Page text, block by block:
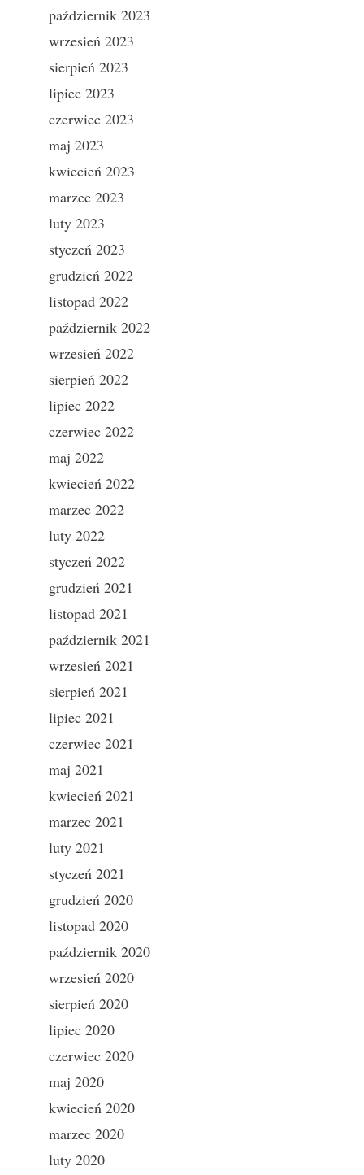
październik 2023
wrzesień 2023
sierpień 2023
lipiec 2023
czerwiec 2023
maj 2023
kwiecień 2023
marzec 2023
luty 2023
styczeń 2023
grudzień 2022
listopad 2022
październik 2022
wrzesień 2022
sierpień 2022
lipiec 2022
czerwiec 2022
maj 2022
kwiecień 2022
marzec 2022
luty 2022
styczeń 2022
grudzień 2021
listopad 2021
październik 2021
wrzesień 2021
sierpień 2021
lipiec 2021
czerwiec 2021
maj 2021
kwiecień 2021
marzec 2021
luty 2021
styczeń 2021
grudzień 2020
listopad 2020
październik 2020
wrzesień 2020
sierpień 2020
lipiec 2020
czerwiec 2020
maj 2020
kwiecień 2020
marzec 2020
luty 2020